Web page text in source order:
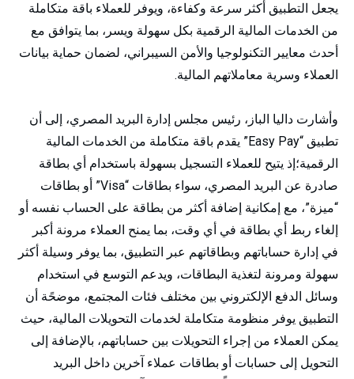
يجعل التطبيق أكثر سرعة وكفاءة، ويوفر للعملاء باقة متكاملة
من الخدمات المالية الرقمية بكل سهولة ويسر، بما يتوافق مع
أحدث معايير التكنولوجيا والأمن السيبراني، لضمان حماية بيانات
العملاء وسرية معاملاتهم المالية.
وأشارت داليا الباز، رئيس مجلس إدارة البريد المصري، إلى أن
تطبيق “Easy Pay” يقدم باقة متكاملة من الخدمات المالية
الرقمية؛إذ يتيح للعملاء التسجيل بسهولة باستخدام أي بطاقة
صادرة عن البريد المصري، سواء بطاقات “Visa” أو بطاقات
“ميزة”، مع إمكانية إضافة أكثر من بطاقة على الحساب نفسه أو
إلغاء ربط أي بطاقة في أي وقت، بما يمنح العملاء مرونة أكبر
في إدارة حساباتهم وبطاقاتهم عبر التطبيق، بما يوفر وسيلة أكثر
سهولة ومرونة لتغذية البطاقات، ويدعم التوسع في استخدام
وسائل الدفع الإلكتروني بين مختلف فئات المجتمع، موضحًة أن
التطبيق يوفر منظومة متكاملة لخدمات التحويلات المالية، حيث
يمكن العملاء من إجراء التحويلات بين حساباتهم، بالإضافة إلى
التحويل إلى حسابات أو بطاقات عملاء آخرين داخل البريد